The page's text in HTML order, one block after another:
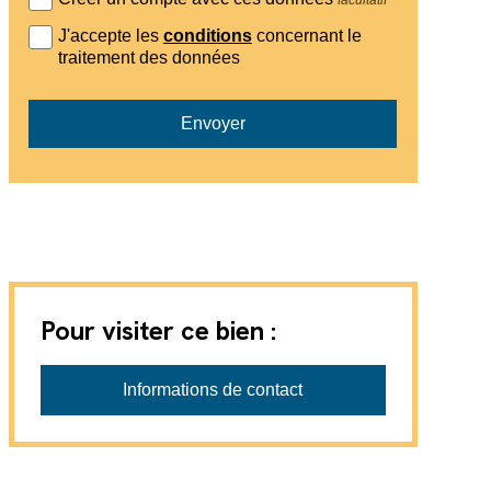
J'accepte les conditionsconcernant le
traitement des données
Envoyer
Pour visiter ce bien :
COM'IN Immobilier SA
Informations de contact